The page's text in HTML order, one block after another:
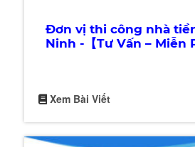
Đơn vị thi công nhà
Ninh -【Tư Vấn – Miễn
Xem Bài Viết